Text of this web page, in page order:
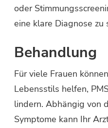
oder
eine klare Diagnose zu
Behandlung
Für viele Frauen
Lebensstils helfen,
lindern. Abhängig von
Symptome kann Ihr